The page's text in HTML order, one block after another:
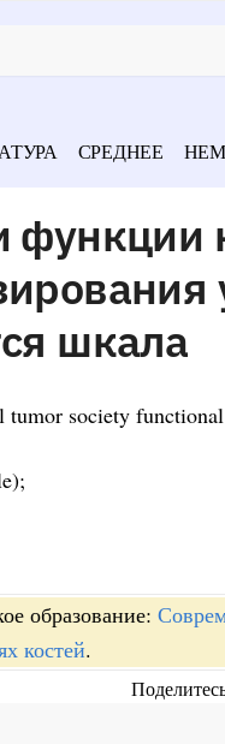
СРЕДНЕЕ
шкала
tumor society
образование:
костей.